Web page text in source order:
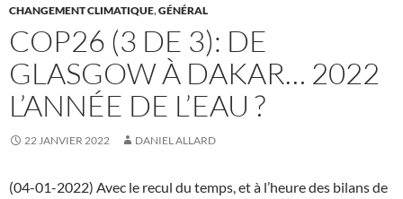
CHANGEMENT CLIMATIQUE,GÉNÉRAL
COP26 (3 DE 3): DE
GLASGOW À DAKAR… 2022
L’ANNÉE DE L’EAU ?
22 JANVIER 2022 DANIEL ALLARD
(04-01-2022) Avec le recul du temps, et à l’heure des bilans de